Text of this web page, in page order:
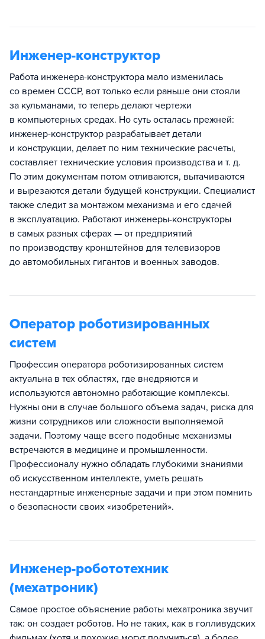
Инженер-конструктор
Работа инженера-конструктора мало изменилась
со времен СССР, вот только если раньше они стояли
за кульманами, то теперь делают чертежи
в компьютерных средах. Но суть осталась прежней:
инженер-конструктор разрабатывает детали
и конструкции, делает по ним технические расчеты,
составляет технические условия производства и т. д.
По этим документам потом отливаются, вытачиваются
и вырезаются детали будущей конструкции. Специалист
также следит за монтажом механизма и его сдачей
в эксплуатацию. Работают инженеры-конструкторы
в самых разных сферах — от предприятий
по производству кронштейнов для телевизоров
до автомобильных гигантов и военных заводов.
Оператор роботизированных
систем
Профессия оператора роботизированных систем
актуальна в тех областях, где внедряются и
используются автономно работающие комплексы.
Нужны они в случае большого объема задач, риска для
жизни сотрудников или сложности выполняемой
задачи. Поэтому чаще всего подобные механизмы
встречаются в медицине и промышленности.
Профессионалу нужно обладать глубокими знаниями
об искусственном интеллекте, уметь решать
нестандартные инженерные задачи и при этом помнить
о безопасности своих «изобретений».
Инженер-робототехник
(мехатроник)
Самое простое объяснение работы мехатроника звучит
так: он создает роботов. Но не таких, как в голливудских